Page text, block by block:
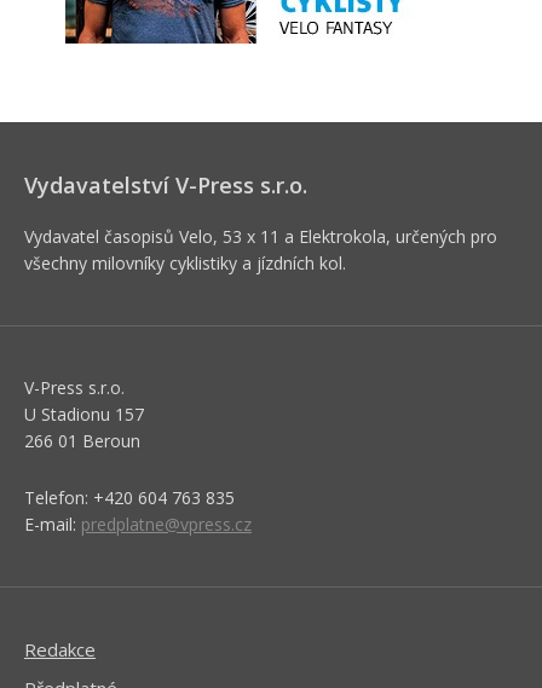
Vydavatelství V-Press s.r.o.
Vydavatel časopisů Velo, 53 x 11 a Elektrokola, určených pro
všechny milovníky cyklistiky a jízdních kol.
V-Press s.r.o.
U Stadionu 157
266 01 Beroun
Telefon: +420 604 763 835
E-mail: predplatne@vpress.cz
Redakce